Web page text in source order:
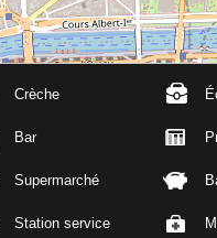
Crèche
Bar
Supermarché
Station service